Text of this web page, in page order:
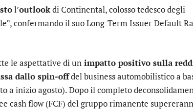
l’outlookdi Continental, colosso tedesco degli
confermando il suo Long-Term Issuer Default
le aspettative di un impatto positivo sulla
dallo spin-offdel business automobilistico a
a inizio agosto). Dopo il completo
cash flow (FCF) del gruppo rimanente